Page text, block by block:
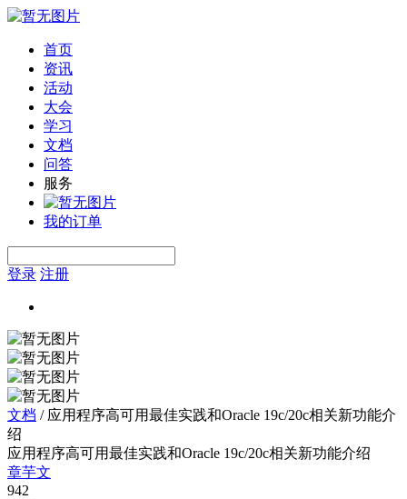
首页
资讯
活动
大会
学习
文档
问答
服务
我的订单
登录 注册
文档 / 应用程序高可用最佳实践和Oracle 19c/20c相关新功能介
绍
应用程序高可用最佳实践和Oracle 19c/20c相关新功能介绍
章芋文
942